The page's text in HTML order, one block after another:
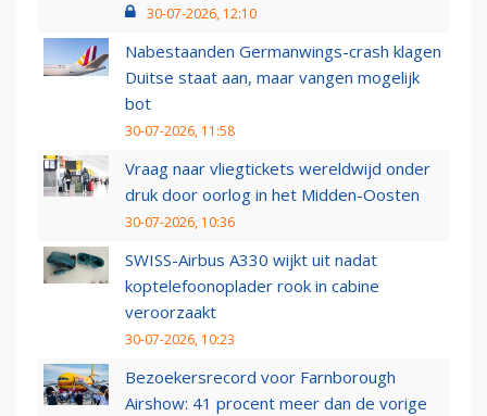
30-07-2026, 12:10
Nabestaanden Germanwings-crash klagen
Duitse staat aan, maar vangen mogelijk
bot
30-07-2026, 11:58
Vraag naar vliegtickets wereldwijd onder
druk door oorlog in het Midden-Oosten
30-07-2026, 10:36
SWISS-Airbus A330 wijkt uit nadat
koptelefoonoplader rook in cabine
veroorzaakt
30-07-2026, 10:23
Bezoekersrecord voor Farnborough
Airshow: 41 procent meer dan de vorige